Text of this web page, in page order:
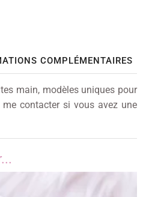
COMPLÉMENTAIRES
main, modèles uniques pour
me contacter si vous avez une